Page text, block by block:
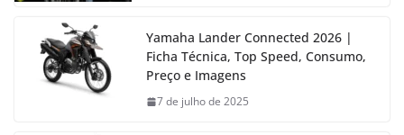
Yamaha Lander Connected 2026 |
Ficha Técnica, Top Speed, Consumo,
Preço e Imagens
7 de julho de 2025